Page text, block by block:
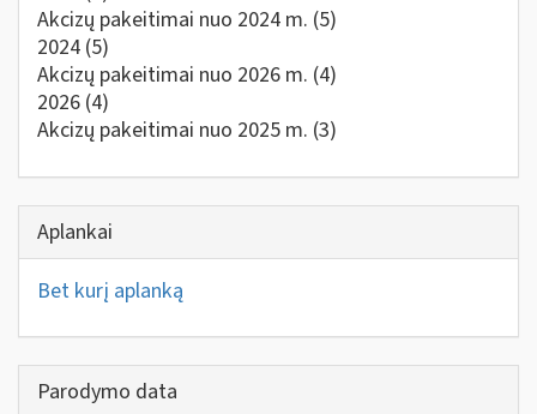
Akcizų pakeitimai nuo 2024 m. (5)
2024 (5)
Akcizų pakeitimai nuo 2026 m. (4)
2026 (4)
Akcizų pakeitimai nuo 2025 m. (3)
Aplankai
Bet kurį aplanką
Parodymo data